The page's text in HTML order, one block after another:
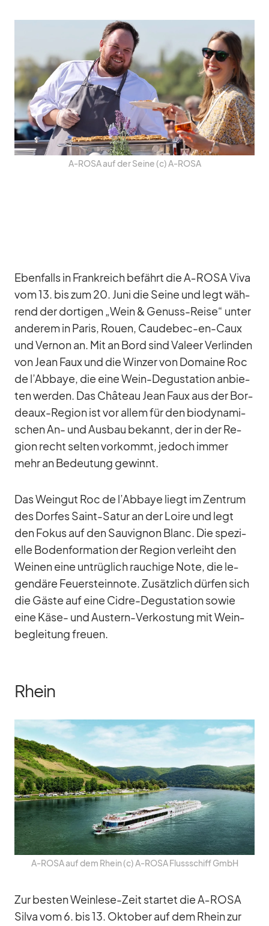
A‑ROSA auf der Seine (c) A‑ROSA
Eben­falls in Frank­reich be­fährt die A‑ROSA Viva
vom 13. bis zum 20. Juni die Seine und legt wäh­
rend der dor­ti­gen „Wein & Ge­nuss-Reise“ un­ter
an­de­rem in Pa­ris, Rouen, Cau­de­bec-en-Caux
und Ver­non an. Mit an Bord sind Va­leer Ver­lin­den
von Jean Faux und die Win­zer von Do­maine Roc
de l’Abbaye, die eine Wein-De­gus­ta­tion an­bie­
ten wer­den. Das Châ­teau Jean Faux aus der Bor­
deaux-Re­gion ist vor al­lem für den bio­dy­na­mi­
schen An- und Aus­bau be­kannt, der in der Re­
gion recht sel­ten vor­kommt, je­doch im­mer
mehr an Be­deu­tung ge­winnt.
Das Wein­gut Roc de l’Abbaye liegt im Zen­trum
des Dor­fes Saint-Sa­tur an der Loire und legt
den Fo­kus auf den Sau­vi­gnon Blanc. Die spe­zi­
elle Bo­den­for­ma­tion der Re­gion ver­leiht den
Wei­nen eine un­trüg­lich rau­chige Note, die le­
gen­däre Feu­er­stein­note. Zu­sätz­lich dür­fen sich
die Gäste auf eine Cidre-De­gus­ta­tion so­wie
eine Käse- und Aus­tern-Ver­kos­tung mit Wein­
be­glei­tung freuen.
Rhein
A‑ROSA auf dem Rhein (c) A‑ROSA Fluss­schiff GmbH
Zur bes­ten Wein­lese-Zeit star­tet die A‑ROSA
Silva vom 6. bis 13. Ok­to­ber auf dem Rhein zur